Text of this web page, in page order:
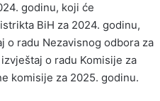
godinu, koji će
BiH za 2024. godinu,
o radu Nezavisnog odbora za
o radu Komisije za
komisije za 2025. godinu.